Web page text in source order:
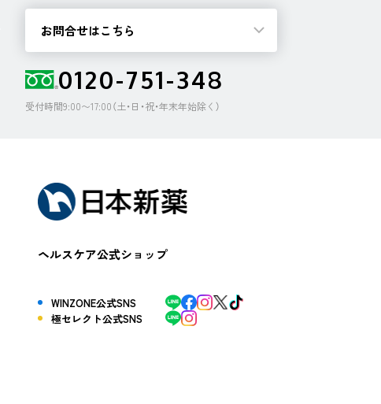
お問合せはこちら
0120-751-348
受付時間9:00〜17:00（土・日・祝・年末年始除く）
ヘルスケア公式ショップ
WINZONE公式SNS
極セレクト公式SNS